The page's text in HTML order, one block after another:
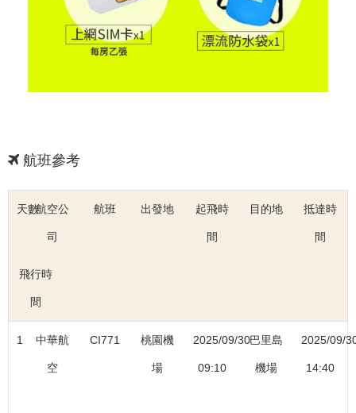
航班參考
天數航空公
司
航班 出發地 起飛時
間
目的地 抵達時
間
飛行時
間
1 中華航
空
CI771 桃園機
場
2025/09/30
09:10
巴里島
機場
2025/09/
14:40